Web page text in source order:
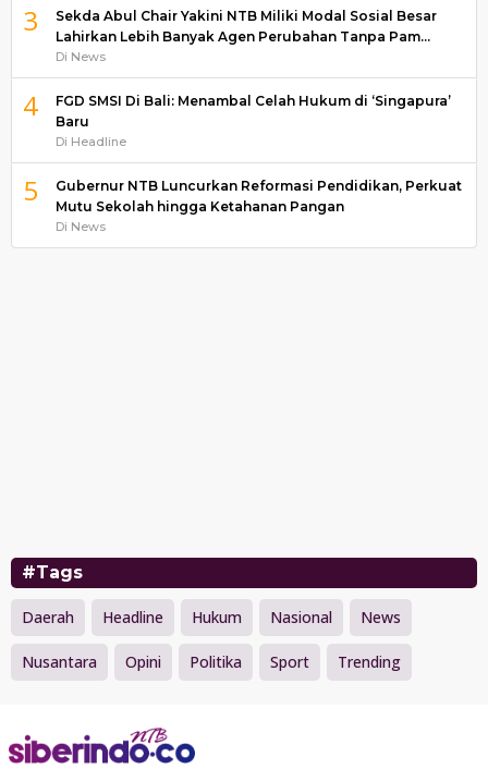
3
Sekda Abul Chair Yakini NTB Miliki Modal Sosial Besar
Lahirkan Lebih Banyak Agen Perubahan Tanpa Pam…
Di News
4
FGD SMSI Di Bali: Menambal Celah Hukum di ‘Singapura’
Baru
Di Headline
5
Gubernur NTB Luncurkan Reformasi Pendidikan, Perkuat
Mutu Sekolah hingga Ketahanan Pangan
Di News
#Tags
Daerah Headline Hukum Nasional News
Nusantara Opini Politika Sport Trending